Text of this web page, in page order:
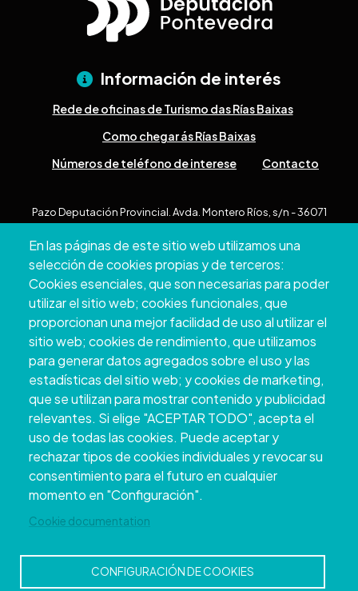
En las páginas de este sitio web utilizamos una
selección de cookies propias y de terceros:
Cookies esenciales, que son necesarias para poder
utilizar el sitio web; cookies funcionales, que
proporcionan una mejor facilidad de uso al utilizar el
sitio web; cookies de rendimiento, que utilizamos
para generar datos agregados sobre el uso y las
estadísticas del sitio web; y cookies de marketing,
que se utilizan para mostrar contenido y publicidad
relevantes. Si elige "ACEPTAR TODO", acepta el
uso de todas las cookies. Puede aceptar y
rechazar tipos de cookies individuales y revocar su
consentimiento para el futuro en cualquier
momento en "Configuración".
Cookie documentation
CONFIGURACIÓN DE COOKIES
Información de interés
Rede de oficinas de Turismo das Rías Baixas
Como chegar ás Rías Baixas
Números de teléfono de interese
Contacto
Pazo Deputación Provincial. Avda. Montero Ríos, s/n - 36071
+34 986 804 100 | +34 986 804 124
Copyright © 2026. Deputación Provincial de
Pontevedra. Todos os dereitos reservados
Aviso
Accessibility Protección de